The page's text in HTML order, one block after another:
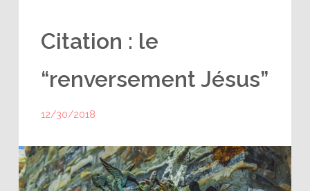
Citation : le
“renversement Jésus”
12/30/2018